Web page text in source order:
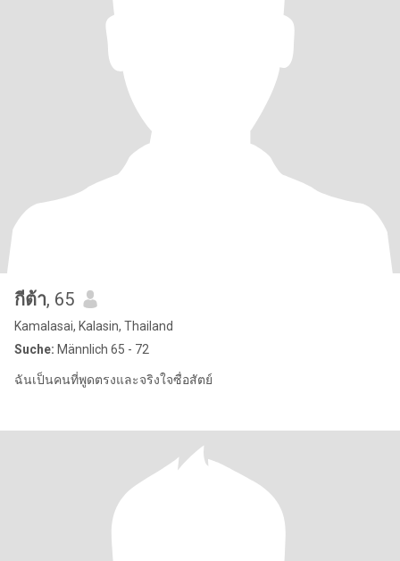
กีต้า, 65
Kamalasai, Kalasin, Thailand
Suche: Männlich 65 - 72
ฉันเป็นคนที่พูดตรงและจริงใจซื่อสัตย์